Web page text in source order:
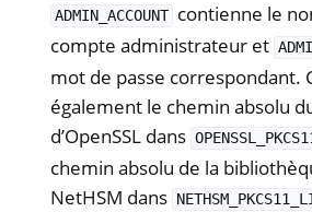
ADMIN_ACCOUNT contienne le
compte administrateur et
mot de passe correspondant.
également le chemin absolu
d’OpenSSL dans
chemin absolu de la
NetHSM dans